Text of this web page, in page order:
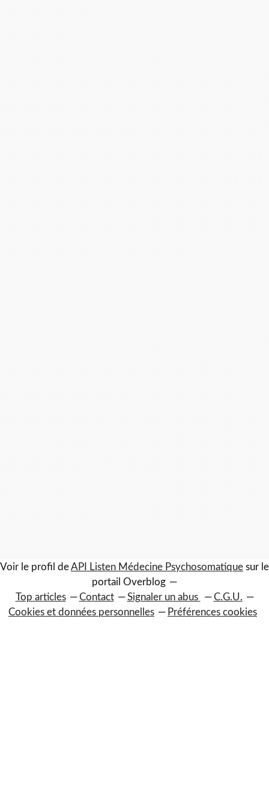
Voir le profil deAPI Listen Médecine Psychosomatique sur le
portail Overblog
Top articles
Contact Signaler un abus
C.G.U.
Cookies et données personnelles
Préférences cookies